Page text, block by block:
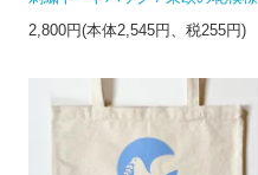
2,800円(本体2,545円、税255円)